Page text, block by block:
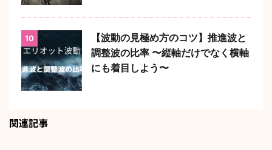
10
【波動の見極め方のコツ】推進波と
調整波の比率 〜縦軸だけでなく横軸
にも着目しよう〜
関連記事